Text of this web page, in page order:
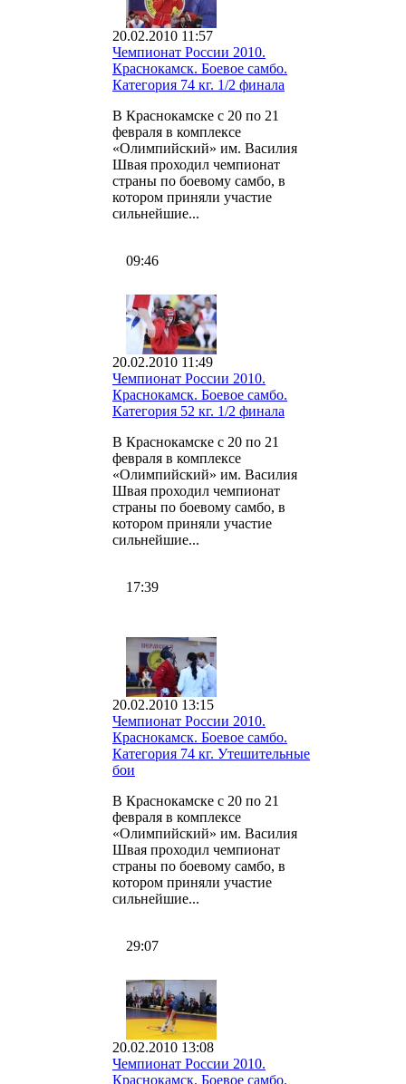
20.02.2010 11:57
Чемпионат России 2010.
Краснокамск. Боевое самбо.
Категория 74 кг. 1/2 финала
В Краснокамске с 20 по 21
февраля в комплексе
«Олимпийский» им. Василия
Швая проходил чемпионат
страны по боевому самбо, в
котором приняли участие
сильнейшие...
09:46
20.02.2010 11:49
Чемпионат России 2010.
Краснокамск. Боевое самбо.
Категория 52 кг. 1/2 финала
В Краснокамске с 20 по 21
февраля в комплексе
«Олимпийский» им. Василия
Швая проходил чемпионат
страны по боевому самбо, в
котором приняли участие
сильнейшие...
17:39
20.02.2010 13:15
Чемпионат России 2010.
Краснокамск. Боевое самбо.
Категория 74 кг. Утешительные
бои
В Краснокамске с 20 по 21
февраля в комплексе
«Олимпийский» им. Василия
Швая проходил чемпионат
страны по боевому самбо, в
котором приняли участие
сильнейшие...
29:07
20.02.2010 13:08
Чемпионат России 2010.
Краснокамск. Боевое самбо.